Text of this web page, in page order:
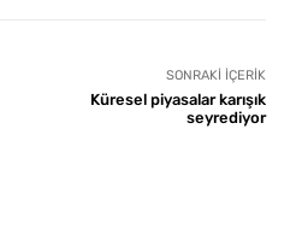
SONRAKI İÇERIK
Küresel piyasalar karışık
seyrediyor